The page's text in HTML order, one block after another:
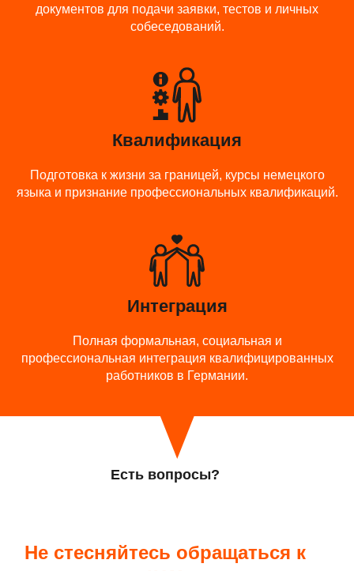
документов для подачи заявки, тестов и личных
собеседований.
Квалификация
Подготовка к жизни за границей, курсы немецкого
языка и признание профессиональных квалификаций.
Интеграция
Полная формальная, социальная и
профессиональная интеграция квалифицированных
работников в Германии.
Есть вопросы?
Не стесняйтесь обращаться к